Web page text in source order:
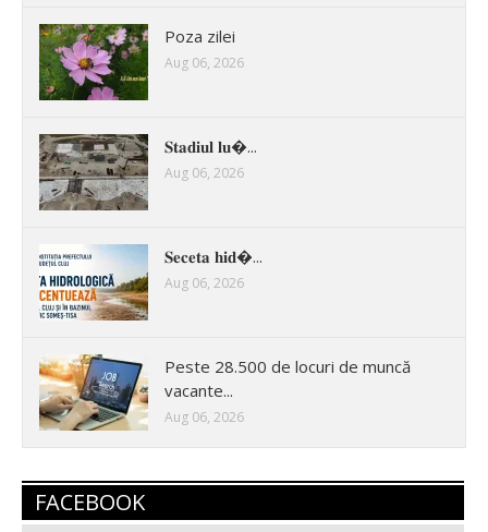
Poza zilei
Aug 06, 2026
𝐒𝐭𝐚𝐝𝐢𝐮𝐥 𝐥𝐮�...
Aug 06, 2026
𝐒𝐞𝐜𝐞𝐭𝐚 𝐡𝐢𝐝�...
Aug 06, 2026
Peste 28.500 de locuri de muncă
vacante...
Aug 06, 2026
FACEBOOK